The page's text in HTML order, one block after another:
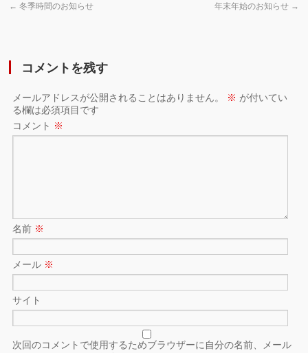
← 冬季時間のお知らせ 年末年始のお知らせ →
コメントを残す
メールアドレスが公開されることはありません。 ※ が付いてい
る欄は必須項目です
コメント ※
名前 ※
メール ※
サイト
次回のコメントで使用するためブラウザーに自分の名前、メール